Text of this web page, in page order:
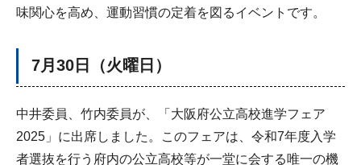
味関心を高め、運動習慣の定着を図るイベントです。
7月30日（火曜日）
中井委員、竹内委員が、「大阪府公立高校進学フェア
2025」に出席しました。このフェアは、令和7年度入学
者選抜を行う府内の公立高校等が一堂に会する唯一の機